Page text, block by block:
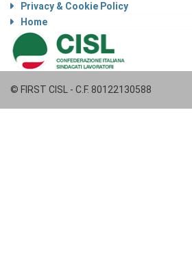
Privacy & Cookie Policy
Home
© FIRST CISL - C.F. 80122130588